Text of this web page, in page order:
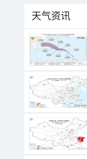
天气资讯